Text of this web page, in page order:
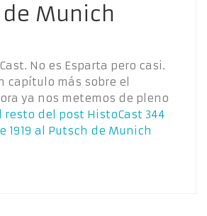
Munich
No es Esparta pero casi.
capítulo más sobre el
ya nos metemos de pleno
resto del post HistoCast 344
1919 al Putsch de Munich